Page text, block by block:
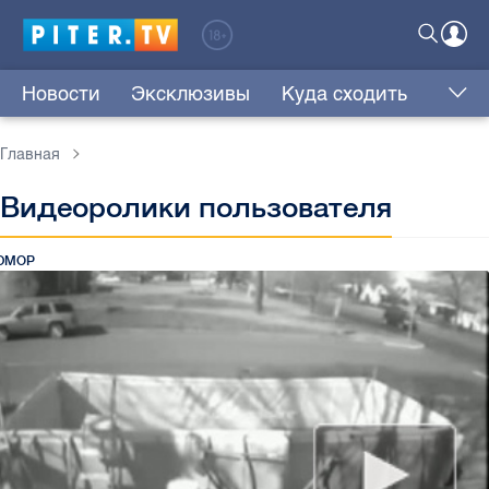
Новости Эксклюзивы Куда сходить
Главная
Видеоролики пользователя